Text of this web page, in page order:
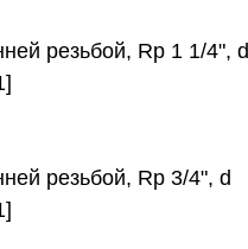
резьбой, Rp 1 1/4", d
резьбой, Rp 3/4", d